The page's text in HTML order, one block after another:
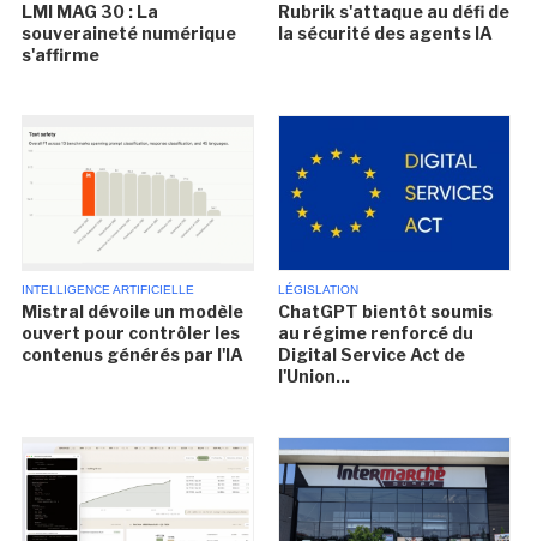
LMI MAG 30 : La
souveraineté numérique
s'affirme
Rubrik s'attaque au défi de
la sécurité des agents IA
INTELLIGENCE ARTIFICIELLE
Mistral dévoile un modèle
ouvert pour contrôler les
contenus générés par l'IA
LÉGISLATION
ChatGPT bientôt soumis
au régime renforcé du
Digital Service Act de
l'Union...